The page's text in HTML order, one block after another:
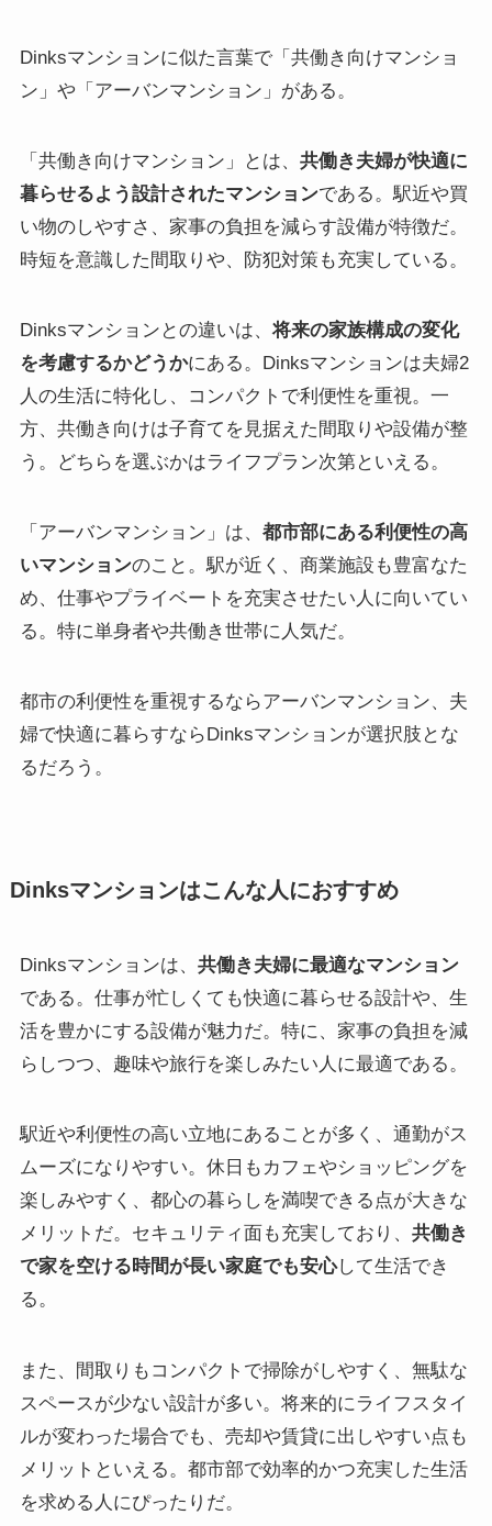
Dinksマンションに似た言葉で「共働き向けマンショ
ン」や「アーバンマンション」がある。
「共働き向けマンション」とは、 共働き夫婦が快適に
暮らせるよう設計されたマンションである。駅近や買
い物のしやすさ、家事の負担を減らす設備が特徴だ。
時短を意識した間取りや、防犯対策も充実している。
Dinksマンションとの違いは、将来の家族構成の変化
を考慮するかどうかにある。Dinksマンションは夫婦2
人の生活に特化し、コンパクトで利便性を重視。一
方、共働き向けは子育てを見据えた間取りや設備が整
う。どちらを選ぶかはライフプラン次第といえる。
「アーバンマンション」は、 都市部にある利便性の高
いマンションのこと。駅が近く、商業施設も豊富なた
め、仕事やプライベートを充実させたい人に向いてい
る。特に単身者や共働き世帯に人気だ。
都市の利便性を重視するならアーバンマンション、夫
婦で快適に暮らすならDinksマンションが選択肢とな
るだろう。
Dinksマンションはこんな人におすすめ
Dinksマンションは、 共働き夫婦に最適なマンション
である。仕事が忙しくても快適に暮らせる設計や、生
活を豊かにする設備が魅力だ。特に、家事の負担を減
らしつつ、趣味や旅行を楽しみたい人に最適である。
駅近や利便性の高い立地にあることが多く、通勤がス
ムーズになりやすい。休日もカフェやショッピングを
楽しみやすく、都心の暮らしを満喫できる点が大きな
メリットだ。セキュリティ面も充実しており、 共働き
で家を空ける時間が長い家庭でも安心して生活でき
る。
また、間取りもコンパクトで掃除がしやすく、無駄な
スペースが少ない設計が多い。将来的にライフスタイ
ルが変わった場合でも、売却や賃貸に出しやすい点も
メリットといえる。都市部で効率的かつ充実した生活
を求める人にぴったりだ。